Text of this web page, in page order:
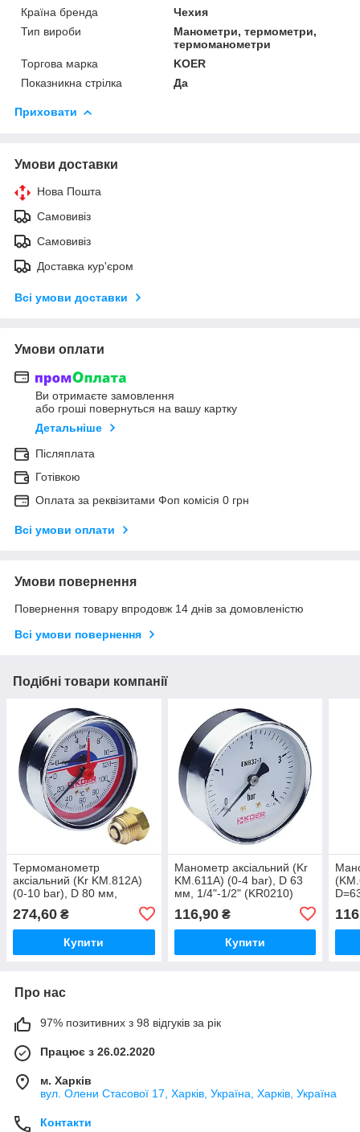
Країна бренда
Чехия
Тип вироби
Манометри, термометри,
термоманометри
Торгова марка
KOER
Показникна стрілка
Да
Приховати
Умови доставки
Нова Пошта
Самовивіз
Самовивіз
Доставка кур'єром
Всі умови доставки
Умови оплати
Ви отримаєте замовлення
або гроші повернуться на вашу картку
Детальніше
Післяплата
Готівкою
Оплата за реквізитами Фоп комісія 0 грн
Всі умови оплати
Умови повернення
Повернення товару впродовж 14 днів за домовленістю
Всі умови повернення
Подібні товари компанії
Термоманометр
аксіальний (Kr KM.812A)
(0-10 bar), D 80 мм,
274,60 ₴
Купити
Манометр аксіальний (Kr
KM.611A) (0-4 bar), D 63
мм, 1/4"-1/2" (KR0210)
116,90₴
Купити
Про нас
97% позитивних з 98 відгуків за рік
Працює з 26.02.2020
м. Харків
вул. Олени Стасової 17, Харків, Україна, Харків, Україна
Контакти